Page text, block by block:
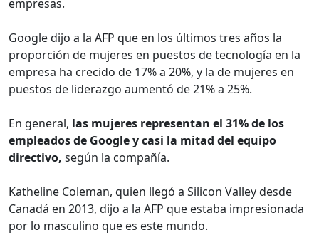
empresas.
Google dijo a la AFP que en los últimos tres años la
proporción de mujeres en puestos de tecnología en la
empresa ha crecido de 17% a 20%, y la de mujeres en
puestos de liderazgo aumentó de 21% a 25%.
En general, las mujeres representan el 31% de los
empleados de Google y casi la mitad del equipo
directivo, según la compañía.
Katheline Coleman, quien llegó a Silicon Valley desde
Canadá en 2013, dijo a la AFP que estaba impresionada
por lo masculino que es este mundo.